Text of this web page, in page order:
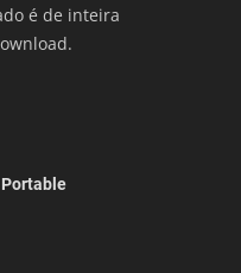
é de inteira